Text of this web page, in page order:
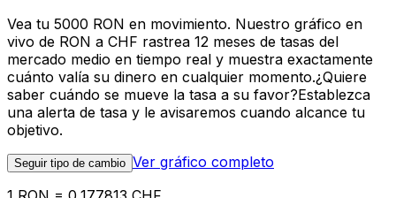
Vea tu 5000 RON en movimiento. Nuestro gráfico en
vivo de RON a CHF rastrea 12 meses de tasas del
mercado medio en tiempo real y muestra exactamente
cuánto valía su dinero en cualquier momento.¿Quiere
saber cuándo se mueve la tasa a su favor?Establezca
una alerta de tasa y le avisaremos cuando alcance tu
objetivo.
Seguir tipo de cambio Ver gráfico completo